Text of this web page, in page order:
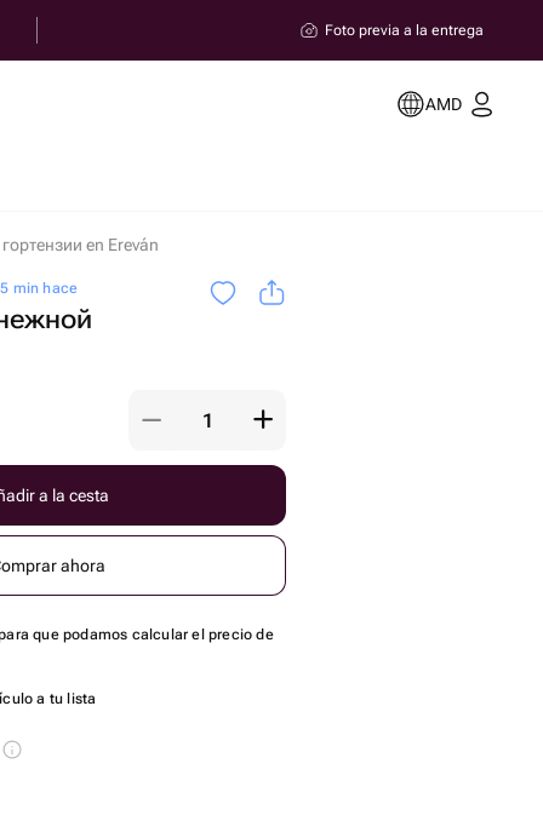
Foto previa a la entrega
AMD
en Ereván
min hace
a la cesta
ahora
que podamos calcular el precio de
a tu lista